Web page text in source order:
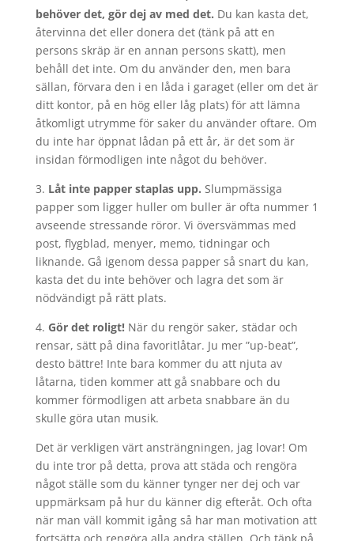
behöver det, gör dej av med det. Du kan kasta det,
återvinna det eller donera det (tänk på att en
persons skräp är en annan persons skatt), men
behåll det inte. Om du använder den, men bara
sällan, förvara den i en låda i garaget (eller om det är
ditt kontor, på en hög eller låg plats) för att lämna
åtkomligt utrymme för saker du använder oftare. Om
du inte har öppnat lådan på ett år, är det som är
insidan förmodligen inte något du behöver.
3. Låt inte papper staplas upp. Slumpmässiga
papper som ligger huller om buller är ofta nummer 1
avseende stressande röror. Vi översvämmas med
post, flygblad, menyer, memo, tidningar och
liknande. Gå igenom dessa papper så snart du kan,
kasta det du inte behöver och lagra det som är
nödvändigt på rätt plats.
4. Gör det roligt!När du rengör saker, städar och
rensar, sätt på dina favoritlåtar. Ju mer ”up-beat”,
desto bättre! Inte bara kommer du att njuta av
låtarna, tiden kommer att gå snabbare och du
kommer förmodligen att arbeta snabbare än du
skulle göra utan musik.
Det är verkligen värt ansträngningen, jag lovar! Om
du inte tror på detta, prova att städa och rengöra
något ställe som du känner tynger ner dej och var
uppmärksam på hur du känner dig efteråt. Och ofta
när man väll kommit igång så har man motivation att
fortsätta och rengöra alla andra ställen. Och tänk på